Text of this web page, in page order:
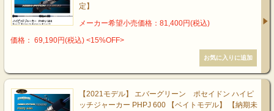
定】
メーカー希望小売価格：81,400円(税込)
価格： 69,190円(税込) <15%OFF>
【2021モデル】 エバーグリーン ポセイドン ハイピ
ッチジャーカー PHPJ 600 【ベイトモデル】 【納期未